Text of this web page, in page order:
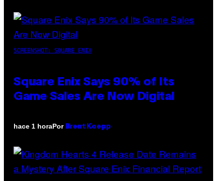
SCREENSHOT: SQUARE ENIX
Square Enix Says 90% of Its
Game Sales Are Now Digital
hace 1 horaPor Brent Koepp